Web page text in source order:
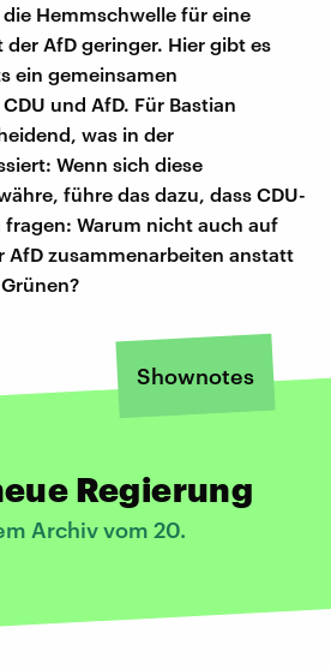
Hemmschwelle für eine
AfD geringer. Hier gibt es
ein gemeinsamen
und AfD. Für Bastian
was in der
Wenn sich diese
führe das dazu, dass CDU-
Warum nicht auch auf
AfD zusammenarbeiten anstatt
Shownotes
Regierung
Archiv vom 20.